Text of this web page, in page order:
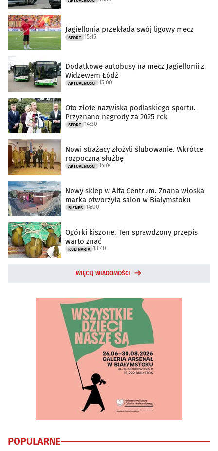
Jagiellonia przekłada swój ligowy mecz
SPORT 15:15
Dodatkowe autobusy na mecz Jagiellonii z
Widzewem Łódź
AKTUALNOŚCI 15:00
Oto złote nazwiska podlaskiego sportu.
Przyznano nagrody za 2025 rok
SPORT 14:30
Nowi strażacy złożyli ślubowanie. Wkrótce
rozpoczną służbę
AKTUALNOŚCI 14:04
Nowy sklep w Alfa Centrum. Znana włoska
marka otworzyła salon w Białymstoku
BIZNES 14:00
Ogórki kiszone. Ten sprawdzony przepis
warto znać
KULINARIA 13:40
WIĘCEJ WIADOMOŚCI
POPULARNE